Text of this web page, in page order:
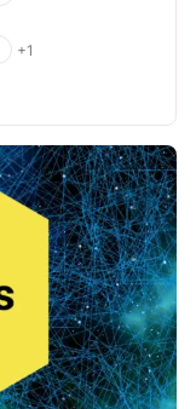
das Unheil seinen
+1